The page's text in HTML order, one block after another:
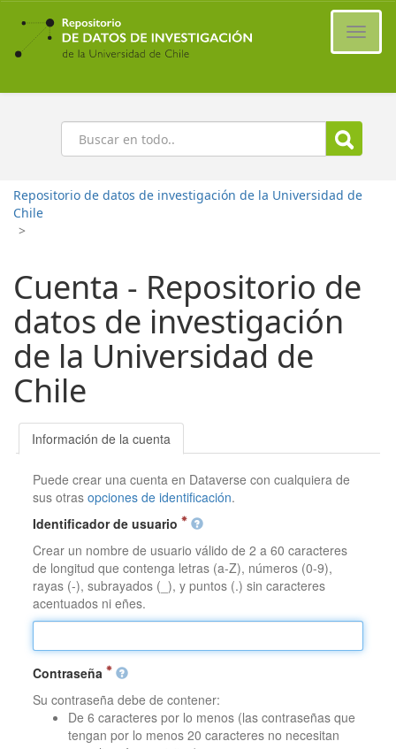
Ir
contenido
principal
Buscar
Repositorio de datos de investigación de la Universidad de
Chile
>
Cuenta - Repositorio de
datos de investigación
de la Universidad de
Chile
Información de la cuenta
Puede crear una cuenta en Dataverse con cualquiera de
sus otrasopciones de identificación.
Identificador de usuario
Crear un nombre de usuario válido de 2 a 60 caracteres
de longitud que contenga letras (a-Z), números (0-9),
rayas (-), subrayados (_), y puntos (.) sin caracteres
acentuados ni eñes.
Contraseña
Su contraseña debe de contener:
De 6 caracteres por lo menos (las contraseñas que
tengan por lo menos 20 caracteres no necesitan